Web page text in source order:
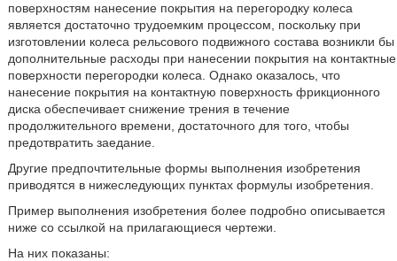
поверхностям нанесение покрытия на перегородку колеса
является достаточно трудоемким процессом, поскольку при
изготовлении колеса рельсового подвижного состава возникли бы
дополнительные расходы при нанесении покрытия на контактные
поверхности перегородки колеса. Однако оказалось, что
нанесение покрытия на контактную поверхность фрикционного
диска обеспечивает снижение трения в течение
продолжительного времени, достаточного для того, чтобы
предотвратить заедание.
Другие предпочтительные формы выполнения изобретения
приводятся в нижеследующих пунктах формулы изобретения.
Пример выполнения изобретения более подробно описывается
ниже со ссылкой на прилагающиеся чертежи.
На них показаны: